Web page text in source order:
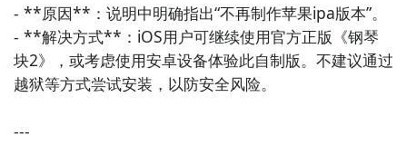
2 九游客户端
- **原因**：说明中明确指出“不再制作苹果ipa版本”。
- **解决方式**：iOS用户可继续使用官方正版《钢琴
块2》，或考虑使用安卓设备体验此自制版。不建议通过
越狱等方式尝试安装，以防安全风险。
---